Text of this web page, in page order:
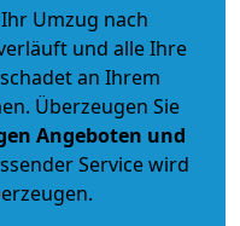
Umzug nach
und alle Ihre
an Ihrem
Überzeugen Sie
Angeboten und
Service wird